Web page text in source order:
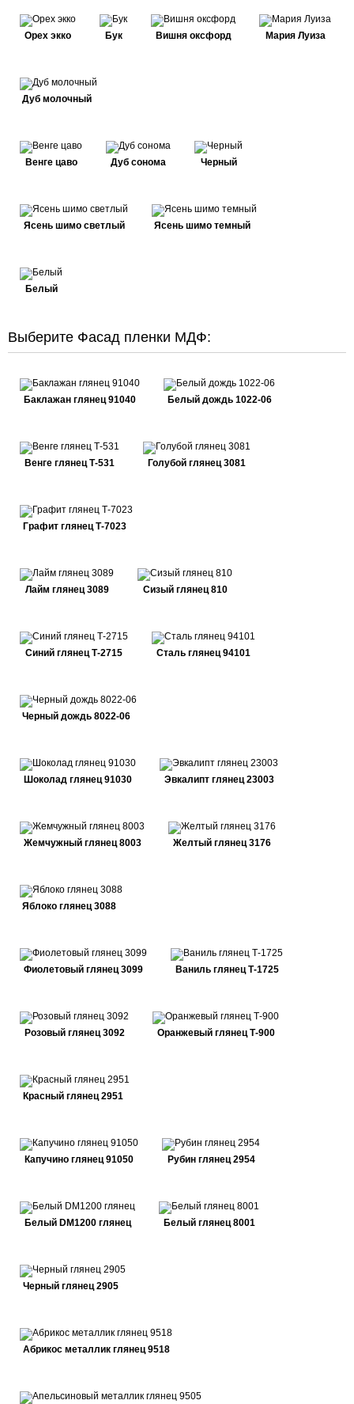
Орех экко Бук Вишня оксфорд Мария Луиза
Дуб молочный
Венге цаво Дуб сонома Черный
Ясень шимо светлый Ясень шимо темный
Белый
Выберите Фасад пленки МДФ:
Баклажан глянец 91040 Белый дождь 1022-06
Венге глянец Т-531 Голубой глянец 3081
Графит глянец Т-7023
Лайм глянец 3089 Сизый глянец 810
Синий глянец Т-2715 Сталь глянец 94101
Черный дождь 8022-06
Шоколад глянец 91030 Эвкалипт глянец 23003
Жемчужный глянец 8003 Желтый глянец 3176
Яблоко глянец 3088
Фиолетовый глянец 3099 Ваниль глянец Т-1725
Розовый глянец 3092 Оранжевый глянец Т-900
Красный глянец 2951
Капучино глянец 91050 Рубин глянец 2954
Белый DM1200 глянец Белый глянец 8001
Черный глянец 2905
Абрикос металлик глянец 9518